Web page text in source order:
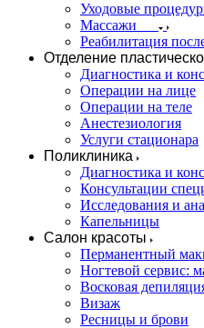
Уходовые
Массажи
Реабилитация
Отделение
Диагностика и
Операции на лице
Операции на теле
Анестезиология
Услуги стационара
Поликлиника
Диагностика и
Консультации
Исследования и
Капельницы
Салон красоты
Перманентный
Ногтевой сервис:
Восковая
Визаж
Ресницы и брови